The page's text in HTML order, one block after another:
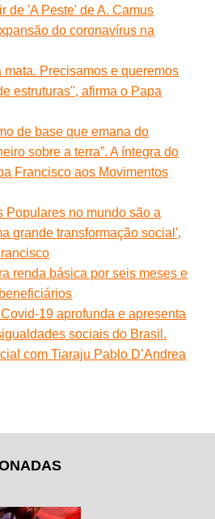
de 'A Peste' de A. Camus
do coronavírus na
mata. Precisamos e queremos
estruturas", afirma o Papa
de base que emana do
sobre a terra”. A íntegra do
Francisco aos Movimentos
Populares no mundo são a
grande transformação social',
renda básica por seis meses e
19 aprofunda e apresenta
sociais do Brasil.
com Tiaraju Pablo D’Andrea